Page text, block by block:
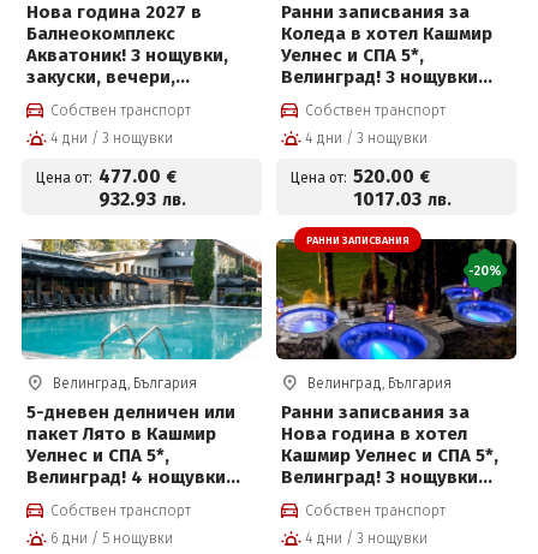
Нова година 2027 в
Балнеокомплекс
Акватоник! 3 нощувки,
закуски, вечери,
Новогодишна вечеря с
напитки, брънч, DJ парти
и СПА център на цени от
477 € на човек
Собствен транспорт
4 дни / 3 нощувки
Цена от: 477.00 €
932.93 лв.
Ранни записвания за
Коледа в хотел Кашмир
Уелнес и СПА 5*,
Велинград! 3 нощувки
със закуски, премиум
вечери, празнична
вечеря с програма и СПА
Собствен транспорт
4 дни / 3 нощувки
Цена от: 520.00 €
1017.03 лв.
Велинград, България
5-дневен делничен или
пакет Лято в Кашмир
Уелнес и СПА 5*,
Велинград! 4 нощувки
със закуски, премиум
вечери и ползване на
СПА център
Собствен транспорт
6 дни / 5 нощувки
РАННИ ЗАПИСВАНИЯ
-20%
Велинград, България
Ранни записвания за
Нова година в хотел
Кашмир Уелнес и СПА 5*,
Велинград! 3 нощувки
със закуски, премиум
вечери, празнична
новогодишна вечеря с
Собствен транспорт
4 дни / 3 нощувки